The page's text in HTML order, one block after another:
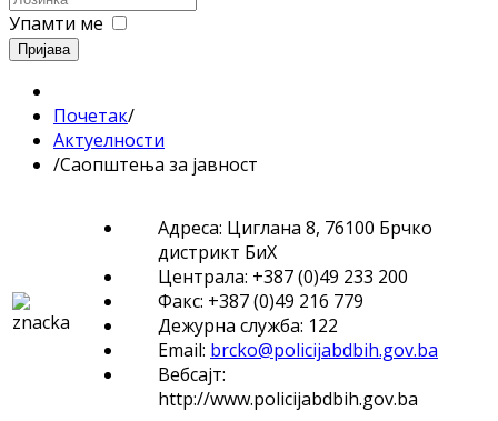
Упамти ме
Пријава
Почетак/
Актуелности
/Саопштења за јавност
Адреса: Циглана 8, 76100 Брчко
дистрикт БиХ
Централа: +387 (0)49 233 200
Факс: +387 (0)49 216 779
Дежурна служба: 122
Email: brcko@policijabdbih.gov.ba
Вебсајт:
http://www.policijabdbih.gov.ba